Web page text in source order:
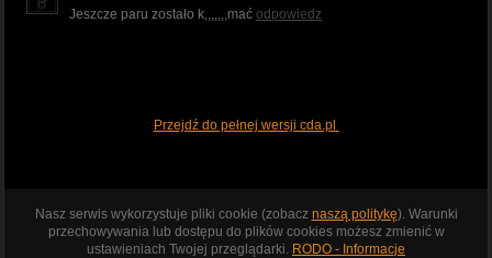
Jeszcze paru zostało k,,,,,,,mać odpowiedz
Przejdź do pełnej wersji cda.pl
Nasz serwis wykorzystuje pliki cookie (zobacz naszą politykę). Warunki
przechowywania lub dostępu do plików cookies możesz zmienić w
ustawieniach Twojej przeglądarki. RODO - Informacje